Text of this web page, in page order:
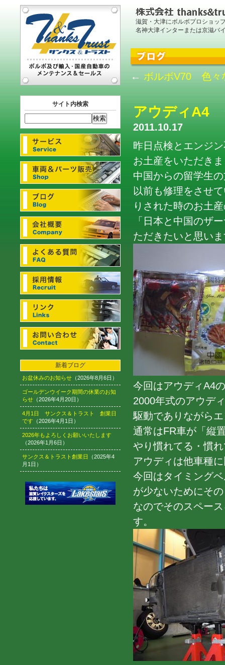
滋賀・大津にボルボプロショッ
名神大津インターまたは京滋バ
サイト内検索
新着ブログ
お盆休みのお知らせ （2026年8月6日）
ゴールデンウイーク期間の休業のお知
らせ （2026年4月20日）
4月1日 サンクス＆トラスト 創業日
です （2026年4月1日）
2026年もよろしくお願いいたします
（2026年1月6日）
サンクス＆トラスト創業日
（2025年4
月1日）
← ボルボV70 色々
アウディA4
2011.10.17
昨日点検とエンジ
お土産をいただき
中国からの留学生
以前も修理をさせ
りされた時のお土
「日本と中国のザ
ただきたいと思い
今回はアウディA4
2000年式のアウデ
駆動でありながら
通常はFR車が「縦
やり慣れてる・慣
アウディは他車種
今回はタイミング
が少ないためにそ
なのでそのスペー
す。